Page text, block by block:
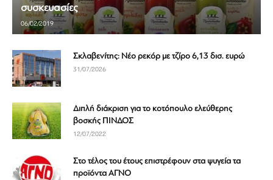
συσκευασίες
06/02/2019
Σκλαβενίτης: Νέο ρεκόρ με τζίρο 6,13 δισ. ευρώ
31/07/2026
Διπλή διάκριση για το κοτόπουλο ελεύθερης
βοσκής ΠΙΝΔΟΣ
12/07/2022
Στο τέλος του έτους επιστρέφουν στα ψυγεία τα
προϊόντα ΑΓΝΟ